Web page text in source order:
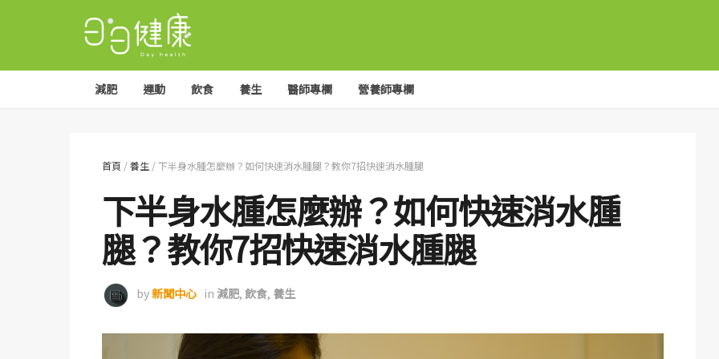
減肥 運動 飲食 養生 醫師專欄 營養師專欄
首頁 /養生 /下半身水腫怎麼辦？如何快速消水腫腿？教你7招快速消水腫腿
下半身水腫怎麼辦？如何快速消水腫
腿？教你7招快速消水腫腿
by新聞中心 in 減肥, 飲食, 養生